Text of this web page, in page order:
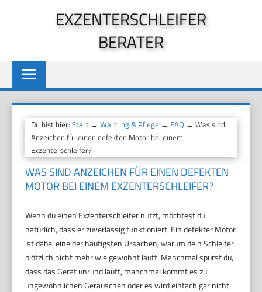
EXZENTERSCHLEIFER
BERATER
Du bist hier:Start →Wartung & Pflege → FAQ → Was sind
Anzeichen für einen defekten Motor bei einem
Exzenterschleifer?
WAS SIND ANZEICHEN FÜR EINEN DEFEKTEN
MOTOR BEI EINEM EXZENTERSCHLEIFER?
Wenn du einen Exzenterschleifer nutzt, möchtest du
natürlich, dass er zuverlässig funktioniert. Ein defekter Motor
ist dabei eine der häufigsten Ursachen, warum dein Schleifer
plötzlich nicht mehr wie gewohnt läuft. Manchmal spürst du,
dass das Gerät unrund läuft, manchmal kommt es zu
ungewöhnlichen Geräuschen oder es wird einfach gar nicht